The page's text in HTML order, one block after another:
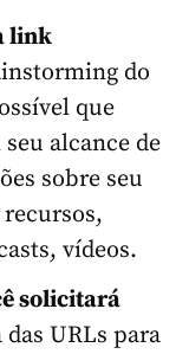
link
do
que
alcance de
sobre seu
vídeos.
solicitará
URLs para